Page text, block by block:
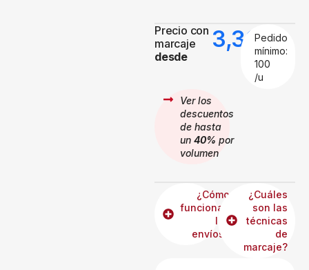
Precio con
marcaje
desde
3,39€
Pedido
mínimo:
100
/u
Ver los
descuentos
de hasta
un 40% por
volumen
¿Cómo
funcionan
los
envíos?
¿Cuáles
son las
técnicas
de
marcaje?